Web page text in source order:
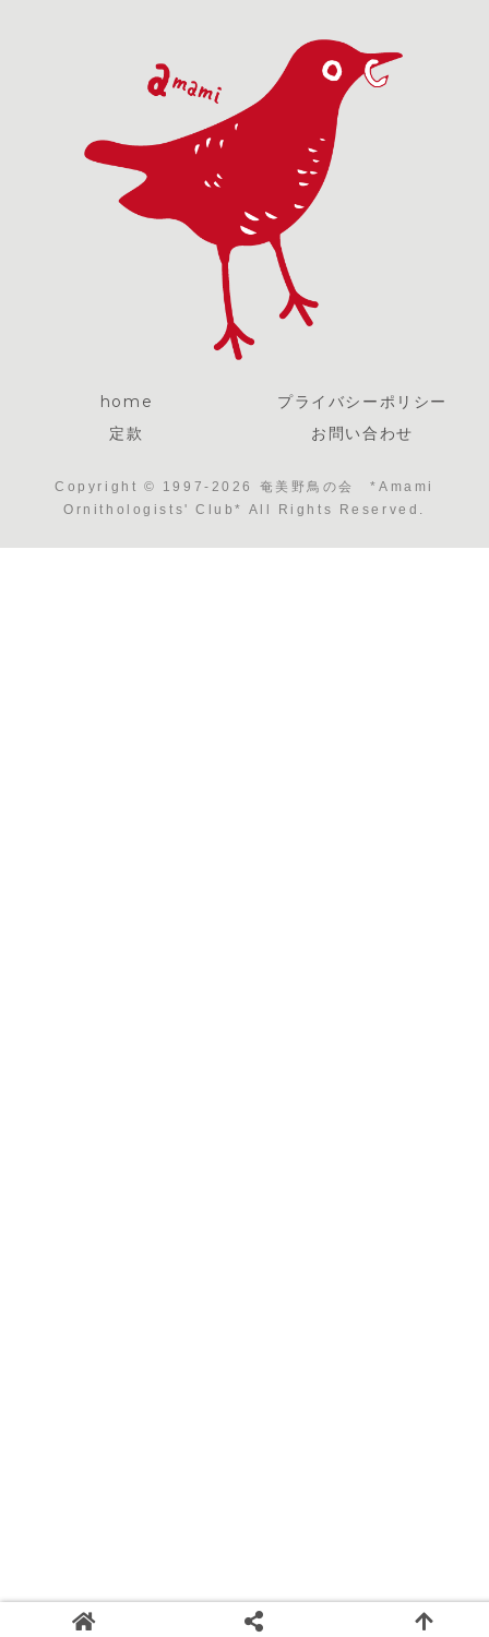
home
プライバシーポリシー
定款
お問い合わせ
Copyright © 1997-2026 奄美野鳥の会 *Amami
Ornithologists' Club* All Rights Reserved.